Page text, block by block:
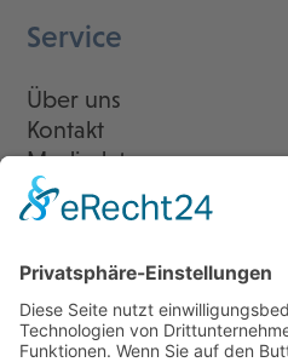
Service
Über uns
Kontakt
Mediadaten
Newsletter
LogIn
Legal
Impressum